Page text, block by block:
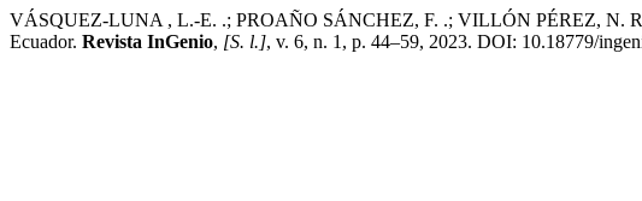
VÁSQUEZ-LUNA , L.-E. .; PROAÑO SÁNCHEZ, F. .; VILLÓN PÉREZ, N. R.
Ecuador. Revista InGenio, [S. l.], v. 6, n. 1, p. 44–59, 2023. DOI: 10.18779/